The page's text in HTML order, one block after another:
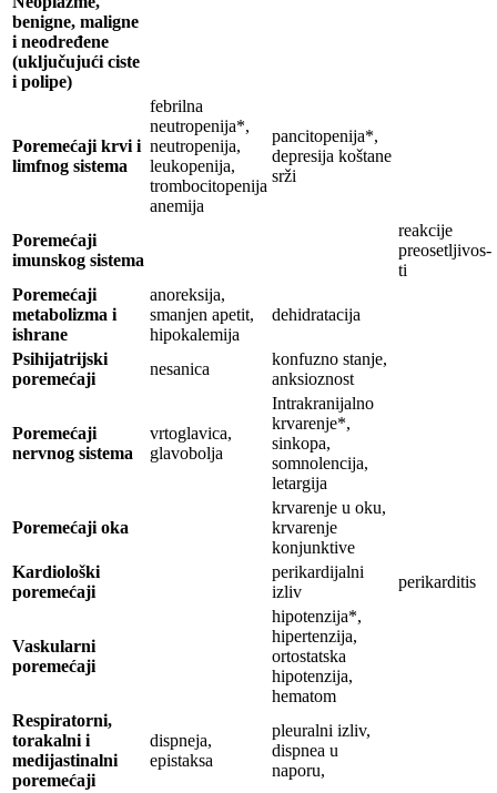
benigne, maligne
i neodređene
(uključujući ciste
i polipe)
Poremećaji krvi i
limfnog sistema
febrilna
neutropenija*,
neutropenija,
leukopenija,
trombocitopenija
anemija
pancitopenija*,
depresija koštane
srži
Poremećaji
imunskog sistema
reakcije
preosetljivos-
ti
Poremećaji
metabolizma i
ishrane
anoreksija,
smanjen apetit,
hipokalemija
dehidratacija
Psihijatrijski
poremećaji
nesanica
konfuzno stanje,
anksioznost
Poremećaji
nervnog sistema
vrtoglavica,
glavobolja
Intrakranijalno
krvarenje*,
sinkopa,
somnolencija,
letargija
Poremećaji oka
krvarenje u oku,
krvarenje
konjunktive
Kardiološki
poremećaji
perikardijalni
izliv
perikarditis
Vaskularni
poremećaji
hipotenzija*,
hipertenzija,
ortostatska
hipotenzija,
hematom
Respiratorni,
torakalni i
medijastinalni
poremećaji
dispneja,
epistaksa
pleuralni izliv,
dispnea u
naporu,